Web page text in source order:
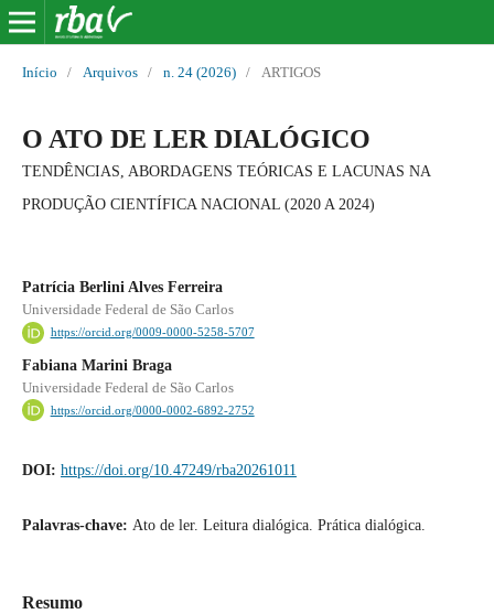
Início / Arquivos / n. 24 (2026) / ARTIGOS
O ATO DE LER DIALÓGICO
TENDÊNCIAS, ABORDAGENS TEÓRICAS E LACUNAS NA
PRODUÇÃO CIENTÍFICA NACIONAL (2020 A 2024)
Patrícia Berlini Alves Ferreira
Universidade Federal de São Carlos
https://orcid.org/0009-0000-5258-5707
Fabiana Marini Braga
Universidade Federal de São Carlos
https://orcid.org/0000-0002-6892-2752
DOI: https://doi.org/10.47249/rba20261011
Palavras-chave: Ato de ler. Leitura dialógica. Prática dialógica.
Resumo